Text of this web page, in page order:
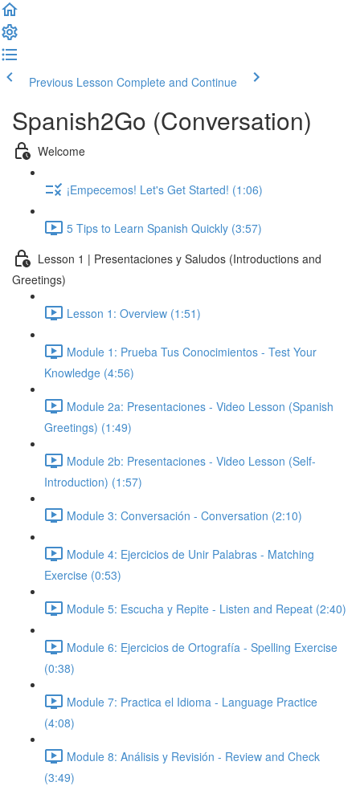
Previous Lesson Complete and Continue
Spanish2Go (Conversation)
Welcome
¡Empecemos! Let's Get Started! (1:06)
5 Tips to Learn Spanish Quickly (3:57)
Lesson 1 | Presentaciones y Saludos (Introductions and
Greetings)
Lesson 1: Overview (1:51)
Module 1: Prueba Tus Conocimientos - Test Your
Knowledge (4:56)
Module 2a: Presentaciones - Video Lesson (Spanish
Greetings) (1:49)
Module 2b: Presentaciones - Video Lesson (Self-
Introduction) (1:57)
Module 3: Conversación - Conversation (2:10)
Module 4: Ejercicios de Unir Palabras - Matching
Exercise (0:53)
Module 5: Escucha y Repite - Listen and Repeat (2:40)
Module 6: Ejercicios de Ortografía - Spelling Exercise
(0:38)
Module 7: Practica el Idioma - Language Practice
(4:08)
Module 8: Análisis y Revisión - Review and Check
(3:49)